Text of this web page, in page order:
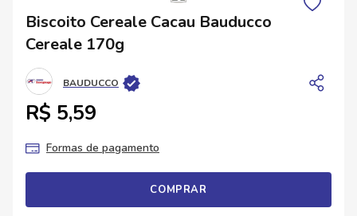
CUPOM DE DESCONTO
Biscoito Cereale Cacau Bauducco
Cereale 170g
BAUDUCCO
R$ 5,59
Formas de pagamento
COMPRAR
3º
cerveja
5º arroz